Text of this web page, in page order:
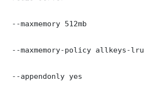
--maxmemory 512mb
--maxmemory-policy allkeys-lru
--appendonly yes